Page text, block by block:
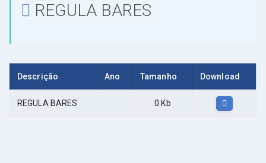
REGULA BARES
Descrição Ano Tamanho Download
REGULA BARES 0 Kb